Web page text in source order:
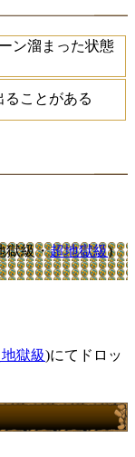
ン溜まった状態
ことがある
獄級・超地獄級)
獄級)にてドロッ